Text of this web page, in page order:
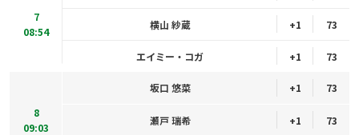
7
08:54
横山 紗蔵 +1 73
エイミー・コガ +1 73
8
09:03
坂口 悠菜 +1 73
瀬戸 瑞希 +1 73